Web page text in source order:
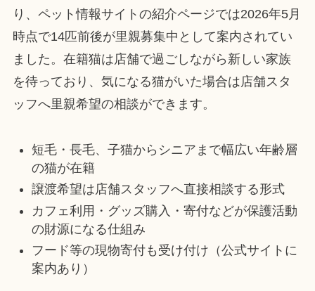
り、ペット情報サイトの紹介ページでは2026年5月
時点で14匹前後が里親募集中として案内されてい
ました。在籍猫は店舗で過ごしながら新しい家族
を待っており、気になる猫がいた場合は店舗スタ
ッフへ里親希望の相談ができます。
短毛・長毛、子猫からシニアまで幅広い年齢層
の猫が在籍
譲渡希望は店舗スタッフへ直接相談する形式
カフェ利用・グッズ購入・寄付などが保護活動
の財源になる仕組み
フード等の現物寄付も受け付け（公式サイトに
案内あり）